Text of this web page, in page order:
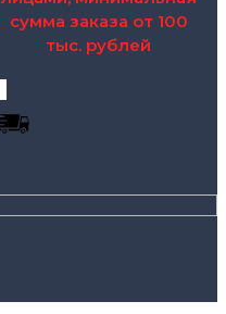
сумма заказа от 100
тыс. рублей